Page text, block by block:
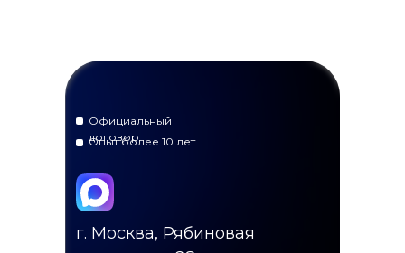
г. Москва, Рябиновая
Официальный
договор
Опыт более 10 лет